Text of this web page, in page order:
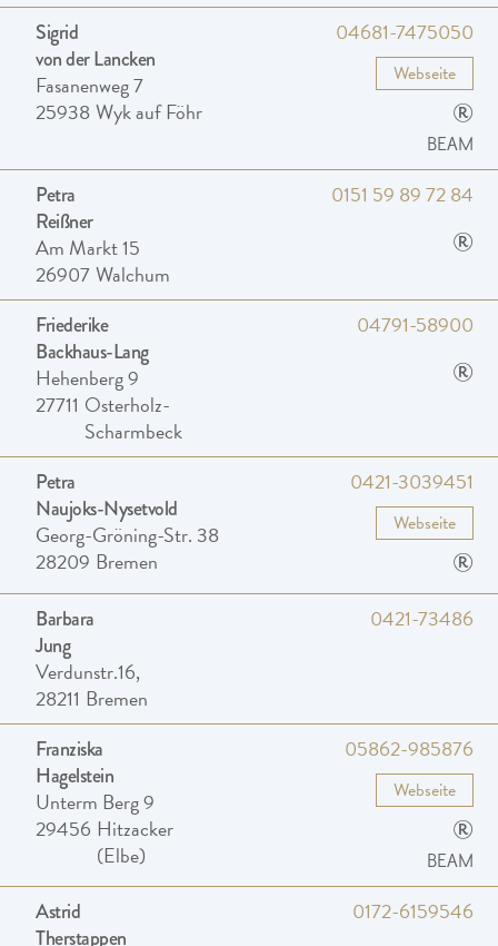
Sigrid
von der Lancken
Fasanenweg 7
25938Wyk auf Föhr
04681-7475050
Webseite
®
BEAM
Petra
Reißner
Am Markt 15
26907Walchum
0151 59 89 72 84
®
Friederike
Backhaus-Lang
Hehenberg 9
27711 Osterholz-
Scharmbeck
04791-58900
®
Petra
Naujoks-Nysetvold
Georg-Gröning-Str. 38
28209 Bremen
0421-3039451
Webseite
®
Barbara
Jung
Verdunstr.16,
28211 Bremen
0421-73486
Franziska
Hagelstein
Unterm Berg 9
29456 Hitzacker
(Elbe)
05862-985876
Webseite
®
BEAM
Astrid
Therstappen
0172-6159546